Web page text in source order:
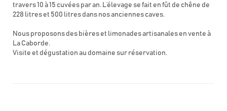
travers 10 à 15 cuvées par an. L’élevage se fait en fût de chêne de
228 litres et 500 litres dans nos anciennes caves.
Nous proposons des bières et limonades artisanales en vente à
La Caborde.
Visite et dégustation au domaine sur réservation.